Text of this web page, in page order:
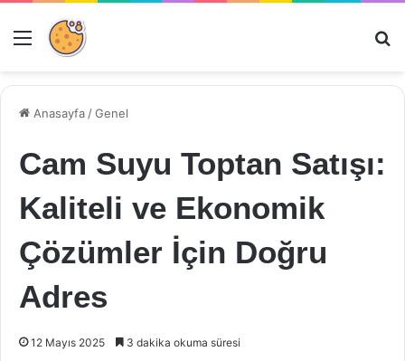
Menü
Anasayfa /Genel
Cam Suyu Toptan Satışı:
Kaliteli ve Ekonomik
Çözümler İçin Doğru
Adres
12 Mayıs 2025 3 dakika okuma süresi